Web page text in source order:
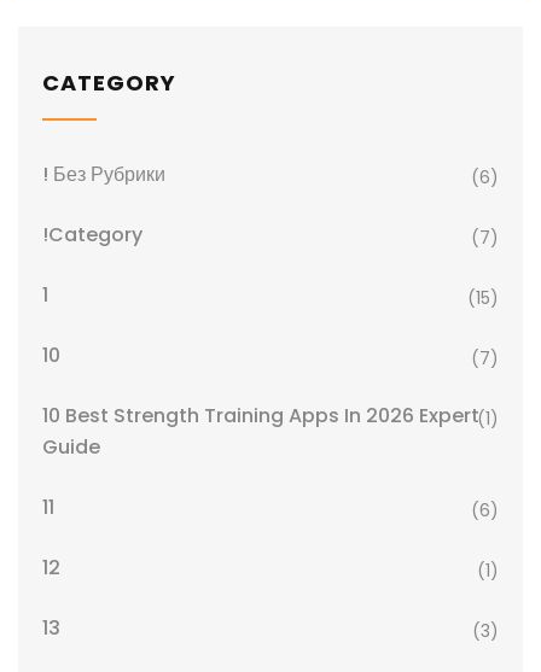
CATEGORY
! Без Рубрики (6)
!Category (7)
1 (15)
10 (7)
10 Best Strength Training Apps In 2026 Expert
Guide
(1)
11 (6)
12 (1)
13 (3)